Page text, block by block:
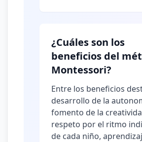
¿Cuáles son los
beneficios del
Montessori?
Entre los beneficios
desarrollo de la
fomento de la
respeto por el ritmo
de cada niño,